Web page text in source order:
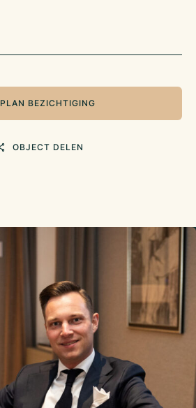
PLAN BEZICHTIGING
OBJECT DELEN